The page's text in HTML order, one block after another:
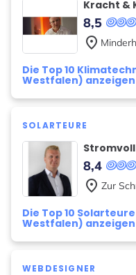
Kracht &
8,5
Die Top 10
Westfalen) anzeigen
place
SOLARTEURE
Stromvoll
8,4
Die Top 10
Westfalen) anzeigen
place Zur
WEBDESIGNER